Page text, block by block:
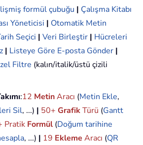
formül çubuğu | Çalışma Kitabı
Yöneticisi | Otomatik Metin
Seçici | Veri Birleştir | Hücreleri
| Listeye Göre E-posta Gönder |
Filtre (kalın/italik/üstü çizili
:12 MetinAracı (Metin Ekle,
Sil, ...) | 50+ GrafikTürü (Gantt
Pratik Formül (Doğum tarihine
, ...) | 19 Ekleme Aracı (QR